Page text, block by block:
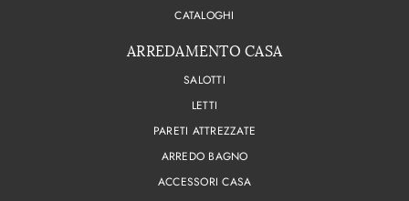
CATALOGHI
ARREDAMENTO CASA
SALOTTI
LETTI
PARETI ATTREZZATE
ARREDO BAGNO
ACCESSORI CASA